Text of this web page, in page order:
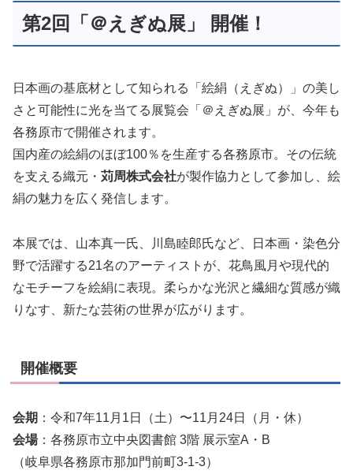
第2回「＠えぎぬ展」 開催！
日本画の基底材として知られる「絵絹（えぎぬ）」 の美し
さと可能性に光を当てる展覧会「＠えぎぬ展」が、 今年も
各務原市で開催されます。
国内産の絵絹のほぼ100％を生産する各務原市。 その伝統
を支える織元・ 苅周株式会社が製作協力として参加し、 絵
絹の魅力を広く発信します。
本展では、山本真一氏、川島睦郎氏など、日本画・ 染色分
野で活躍する21名のアーティストが、 花鳥風月や現代的
なモチーフを絵絹に表現。 柔らかな光沢と繊細な質感が織
りなす、 新たな芸術の世界が広がります。
開催概要
会期 ：令和7年11月1日（土）〜11月24日（月・休）
会場：各務原市立中央図書館 3階 展示室A・B
（岐阜県各務原市那加門前町3-1-3）